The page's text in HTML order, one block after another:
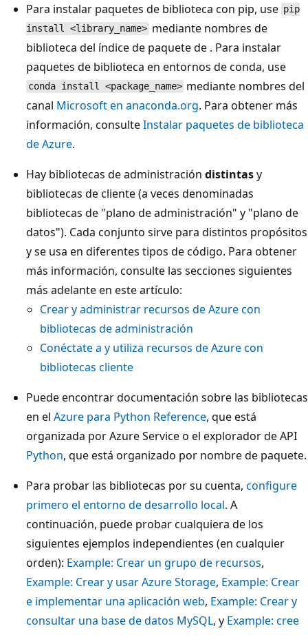
Para instalar paquetes de biblioteca con pip, use pip
install <library_name> mediante nombres de
biblioteca del índice de paquete de . Para instalar
paquetes de biblioteca en entornos de conda, use
conda install <package_name> mediante nombres del
canal Microsoft en anaconda.org. Para obtener más
información, consulteInstalar paquetes de biblioteca
de Azure.
Hay bibliotecas de administración distintasy
bibliotecas de cliente(a veces denominadas
bibliotecas de "plano de administración" y "plano de
datos"). Cada conjunto sirve para distintos propósitos
y se usa en diferentes tipos de código. Para obtener
más información, consulte las secciones siguientes
más adelante en este artículo:
Crear y administrar recursos de Azure con
bibliotecas de administración
Conéctate a y utiliza recursos de Azure con
bibliotecas cliente
Puede encontrar documentación sobre las bibliotecas
en el Azure para Python Reference, que está
organizada por Azure Service o el explorador de API
Python, que está organizado por nombre de paquete.
Para probar las bibliotecas por su cuenta, configure
primero el entorno de desarrollo local. A
continuación, puede probar cualquiera de los
siguientes ejemplos independientes (en cualquier
orden): Example: Crear un grupo de recursos,
Example: Crear y usar Azure Storage, Example: Crear
e implementar una aplicación web, Example: Crear y
consultar una base de datos MySQL, y Example: cree